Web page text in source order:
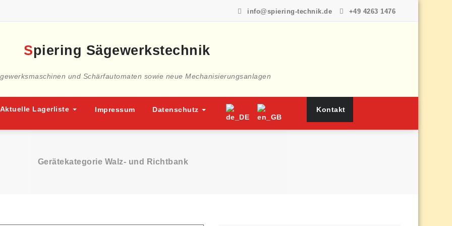
info@spiering-technik.de +49 4263 1476
und Schärfautomaten sowie neue Mechanisierungsanlagen
Aktuelle Lagerliste Impressum Datenschutz Kontakt
Gerätekategorie Walz- und Richtbank